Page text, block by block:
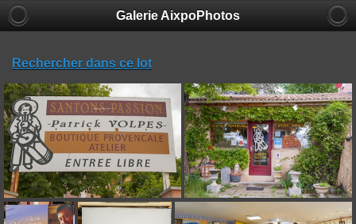
Galerie AixpoPhotos
Rechercher dans ce lot